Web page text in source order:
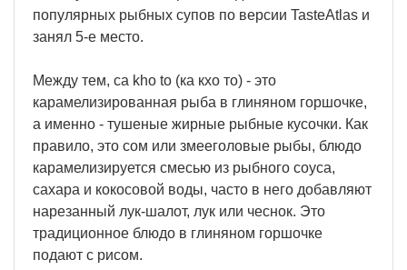
популярных рыбных супов по версии TasteAtlas и
занял 5-е место.
Между тем, ca kho to (ка кхо то) - это
карамелизированная рыба в глиняном горшочке,
а именно - тушеные жирные рыбные кусочки. Как
правило, это сом или змееголовые рыбы, блюдо
карамелизируется смесью из рыбного соуса,
сахара и кокосовой воды, часто в него добавляют
нарезанный лук-шалот, лук или чеснок. Это
традиционное блюдо в глиняном горшочке
подают с рисом.